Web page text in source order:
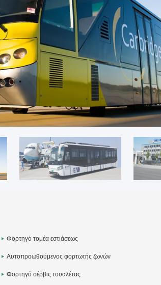
Φορτηγό τομέα εστιάσεως
Αυτοπροωθούμενος φορτωτής ζωνών
μεταφορέων
Φορτηγό σέρβις τουαλέτας